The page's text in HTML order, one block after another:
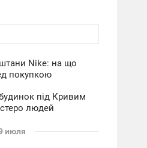
Nike: на що
покупкою
під Кривим
людей
июля